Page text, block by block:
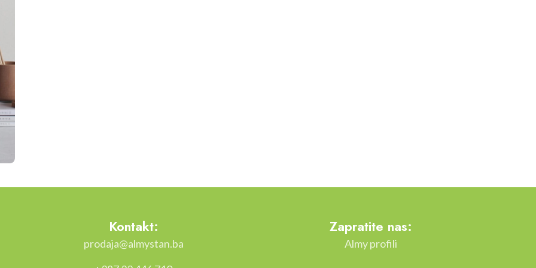
Kontakt:
prodaja@almystan.ba
Zapratite nas:
Almy profili